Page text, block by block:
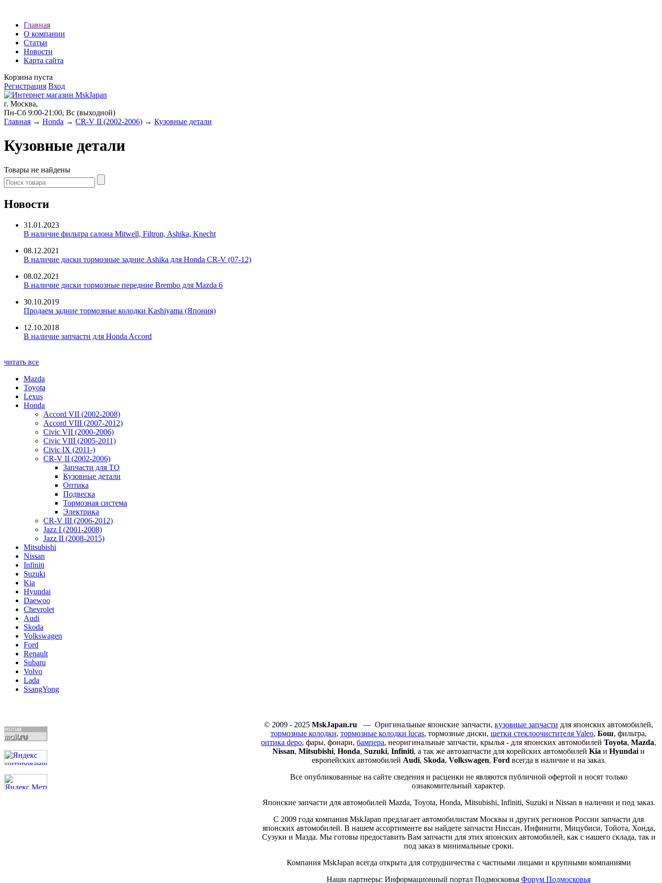
экспресс займы
Главная
О компании
Статьи
Новости
Карта сайта
Корзина пуста
Регистрация Вход
г. Москва,
Пн-Сб 9:00-21:00, Вс (выходной)
Главная → Honda → CR-V II (2002-2006) → Кузовные детали
Кузовные детали
Товары не найдены
Новости
31.01.2023
В наличие фильтра салона Mitwell, Filtron, Ashika, Knecht
08.12.2021
В наличие диски тормозные задние Ashika для Honda CR-V (07-12)
08.02.2021
В наличие диски тормозные передние Brembo для Mazda 6
30.10.2019
Продаем задние тормозные колодки Kashiyama (Япония)
12.10.2018
В наличие запчасти для Honda Accord
читать все
Mazda
Toyota
Lexus
Honda
Accord VII (2002-2008)
Accord VIII (2007-2012)
Civic VII (2000-2006)
Civic VIII (2005-2011)
Civic IX (2011-)
CR-V II (2002-2006)
Запчасти для ТО
Кузовные детали
Оптика
Подвеска
Тормозная система
Электрика
CR-V III (2006-2012)
Jazz I (2001-2008)
Jazz II (2008-2015)
Mitsubishi
Nissan
Infiniti
Suzuki
Kia
Hyundai
Daewoo
Chevrolet
Audi
Skoda
Volkswagen
Ford
Renault
Subaru
Volvo
Lada
SsangYong
© 2009 - 2025 MskJapan.ru — Оригинальные японские запчасти, кузовные запчасти для японских автомобилей,
тормозные колодки, тормозные колодки lucas, тормозные диски, щетки стеклоочистителя Valeo, Бош, фильтра,
оптика depo, фары, фонари, бампера, неоригинальные запчасти, крылья - для японских автомобилей Toyota, Mazda,
Nissan, Mitsubishi, Honda, Suzuki, Infiniti, а так же автозапчасти для корейских автомобилей Kia и Hyundai и
европейских автомобилей Audi, Skoda, Volkswagen, Ford всегда в наличие и на заказ.
Все опубликованные на сайте сведения и расценки не являются публичной офертой и носят только
ознакомительный характер.
Японские запчасти для автомобилей Mazda, Toyota, Honda, Mitsubishi, Infiniti, Suzuki и Nissan в наличии и под заказ.
С 2009 года компания MskJapan предлагает автомобилистам Москвы и других регионов России запчасти для
японских автомобилей. В нашем ассортименте вы найдете запчасти Ниссан, Инфинити, Мицубиси, Тойота, Хонда,
Сузуки и Мазда. Мы готовы предоставить Вам запчасти для этих японских автомобилей, как с нашего склада, так и
под заказ в минимальные сроки.
Компания MskJapan всегда открыта для сотрудничества с частными лицами и крупными компаниями
Наши партнеры: Информационный портал Подмосковья Форум Подмосковья